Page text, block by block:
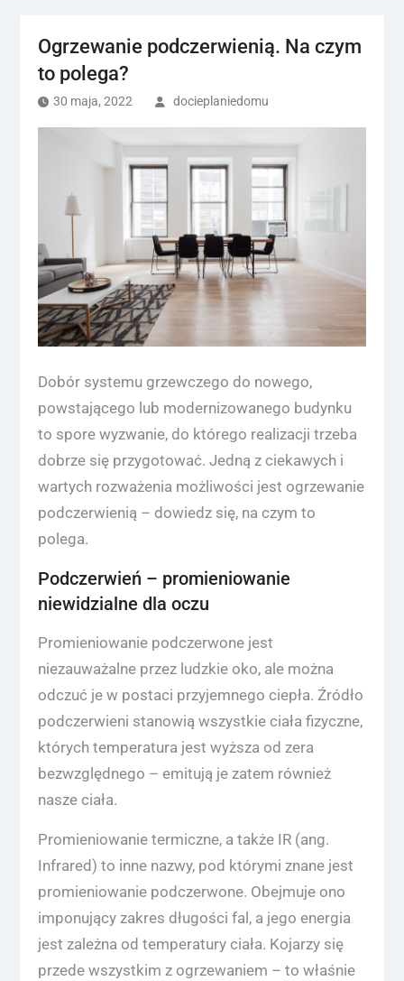
Ogrzewanie podczerwienią. Na czym
to polega?
30 maja, 2022 docieplaniedomu
Dobór systemu grzewczego do nowego,
powstającego lub modernizowanego budynku
to spore wyzwanie, do którego realizacji trzeba
dobrze się przygotować. Jedną z ciekawych i
wartych rozważenia możliwości jest ogrzewanie
podczerwienią – dowiedz się, na czym to
polega.
Podczerwień – promieniowanie
niewidzialne dla oczu
Promieniowanie podczerwone jest
niezauważalne przez ludzkie oko, ale można
odczuć je w postaci przyjemnego ciepła. Źródło
podczerwieni stanowią wszystkie ciała fizyczne,
których temperatura jest wyższa od zera
bezwzględnego – emitują je zatem również
nasze ciała.
Promieniowanie termiczne, a także IR (ang.
Infrared) to inne nazwy, pod którymi znane jest
promieniowanie podczerwone. Obejmuje ono
imponujący zakres długości fal, a jego energia
jest zależna od temperatury ciała. Kojarzy się
przede wszystkim z ogrzewaniem – to właśnie